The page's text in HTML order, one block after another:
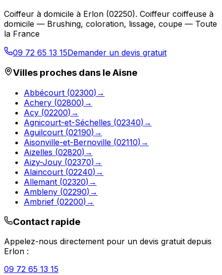
Coiffeur à domicile à Erlon (02250). Coiffeur coiffeuse à
domicile — Brushing, coloration, lissage, coupe — Toute
la France
09 72 65 13 15Demander un devis gratuit
Villes proches dans leAisne
Abbécourt (02300) →
Achery (02800) →
Acy (02200) →
Agnicourt-et-Séchelles (02340) →
Aguilcourt (02190) →
Aisonville-et-Bernoville (02110) →
Aizelles (02820) →
Aizy-Jouy (02370) →
Alaincourt (02240) →
Allemant (02320) →
Ambleny (02290) →
Ambrief (02200) →
Contact rapide
Appelez-nous directement pour un devis gratuit depuis
Erlon :
09 72 65 13 15